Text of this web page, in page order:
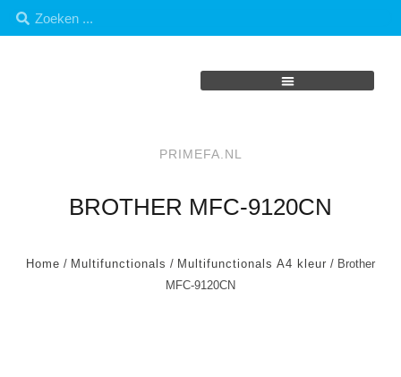
PRIMEFA.NL
BROTHER MFC-9120CN
Home / Multifunctionals / Multifunctionals A4 kleur / Brother
MFC-9120CN